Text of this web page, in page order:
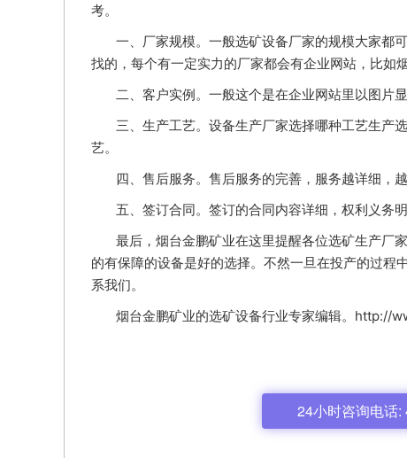
考。
一、厂家规模。一般选矿设备厂家的规模大家都
找的，每个有一定实力的厂家都会有企业网站，比如
二、客户实例。一般这个是在企业网站里以图片
三、生产工艺。设备生产厂家选择哪种工艺生产
艺。
四、售后服务。售后服务的完善，服务越详细，
五、签订合同。签订的合同内容详细，权利义务
最后，烟台金鹏矿业在这里提醒各位选矿生产厂
的有保障的设备是好的选择。不然一旦在投产的过程
系我们。
烟台金鹏矿业的选矿设备行业专家编辑。http://
24小时咨询电话: